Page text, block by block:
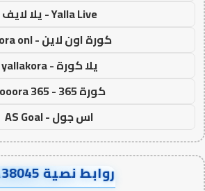
Yalla Live - يلا لايف
كورة اون لاين - koora onl
يلا كورة - yallakora
كورة 365 - kooora 365
اس جول - AS Goal
روابط نصية AA38045